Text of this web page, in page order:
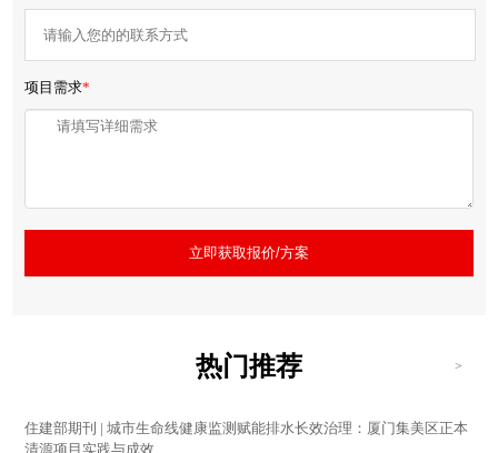
项目需求*
立即获取报价/方案
热门推荐 >
住建部期刊 | 城市生命线健康监测赋能排水长效治理：厦门集美区正本
清源项目实践与成效